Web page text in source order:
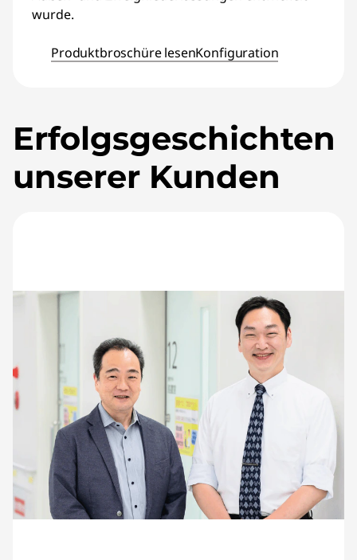
wurde.
Produktbroschüre lesenKonfiguration
Erfolgsgeschichten
unserer Kunden